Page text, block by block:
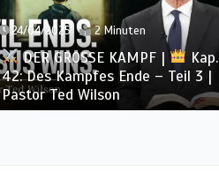
24/04/2025 2 Minuten
DER GROSSE KAMPF |
Kap.
42: Des Kampfes Ende – Teil 3 |
Pastor Ted Wilson